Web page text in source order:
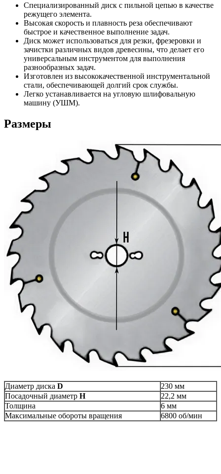
Специализированный диск с пильной цепью в качестве
режущего элемента.
Высокая скорость и плавность реза обеспечивают
быстрое и качественное выполнение задач.
Диск может использоваться для резки, фрезеровки и
зачистки различных видов древесины, что делает его
универсальным инструментом для выполнения
разнообразных задач.
Изготовлен из высококачественной инструментальной
стали, обеспечивающей долгий срок службы.
Легко устанавливается на угловую шлифовальную
машину (УШМ).
Размеры
Диаметр диска D
230 мм
Посадочный диаметр H
22,2 мм
Толщина
6 мм
Максимальные обороты вращения
6800 об/мин